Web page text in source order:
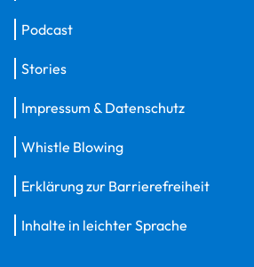
Podcast
Stories
Impressum & Datenschutz
Whistle Blowing
Erklärung zur Barrierefreiheit
Inhalte in leichter Sprache